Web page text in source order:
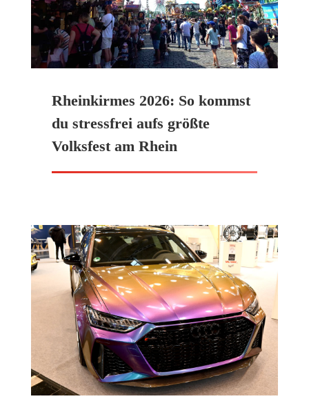
Rheinkirmes 2026: So kommst
du stressfrei aufs größte
Volksfest am Rhein